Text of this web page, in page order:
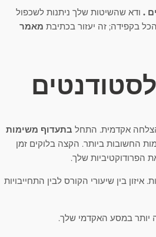
. ודא שהשיטות שלך ניתנות לשכפול
בקפידה; זה יעזור בכתיבת מאמר
לסטודנטים
אקדמית. התחל בתעדוף משימות
החשובות ביותר. הקצה בלוקים זמן
הפרודוקטיביות שלך.
בין שיעורי הקורס לבין התחייבויות
יותר במסע האקדמי שלך.